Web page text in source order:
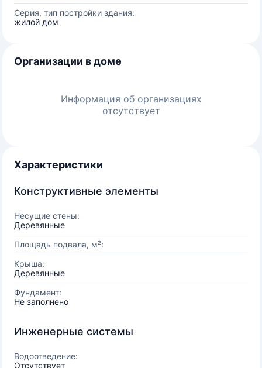
Серия, тип постройки здания:
жилой дом
Организации в доме
Информация об организациях
отсутствует
Характеристики
Конструктивные элементы
Несущие стены:
Деревянные
Площадь подвала, м²:
Крыша:
Деревянные
Фундамент:
Не заполнено
Инженерные системы
Водоотведение:
Отсутствует